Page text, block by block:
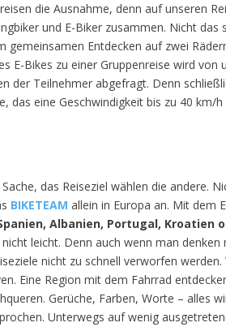
die Ausnahme, denn auf unseren
und E-Biker zusammen. Nicht das
gemeinsamen Entdecken auf zwei
E-Bikes zu einer Gruppenreise wird von
der Teilnehmer abgefragt. Denn
das eine Geschwindigkeit bis zu 40 km/h
das Reiseziel wählen die andere.
BIKETEAM allein in Europa an. Mit dem
Albanien, Portugal, Kroatien
leicht. Denn auch wenn man denken
nicht zu schnell verworfen werden.
Eine Region mit dem Fahrrad
Gerüche, Farben, Worte – alles
Unterwegs auf wenig